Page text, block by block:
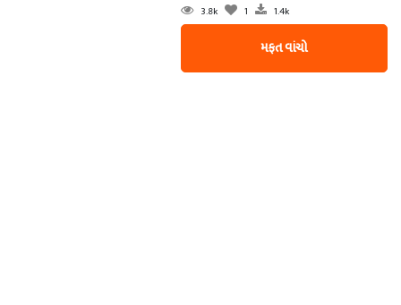
3.8k 1 1.4k
મફત વાંચો